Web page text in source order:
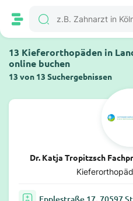
13 Kieferorthopäden in
online buchen
13 von 13 Suchergebnissen
Dr. Katja Tropitzsch
Epplestraße 17, 70597